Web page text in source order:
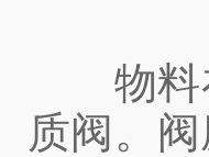
物料在
质阀。